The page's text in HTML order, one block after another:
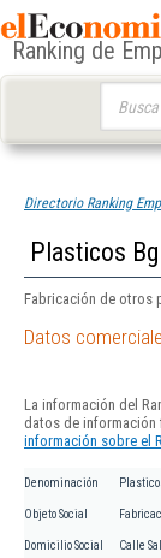
Ranking de
Directorio Ranking
Plasticos
Fabricación de otros
Datos
La información del
datos de información
información sobre el
Denominación
Objeto Social
Domicilio Social Calle